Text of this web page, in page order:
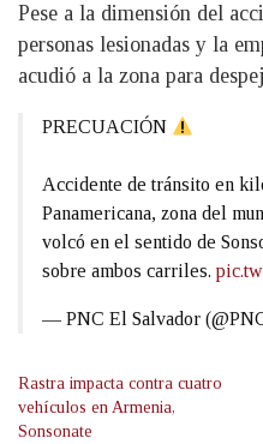
Pese a la dimensión del
personas lesionadas y la
acudió a la zona para
PRECUACIÓN
Accidente de tránsito en
Panamericana, zona del
volcó en el sentido de
sobre ambos carriles.
— PNC El Salvador
Rastra impacta contra cuatro
vehículos en Armenia,
Sonsonate